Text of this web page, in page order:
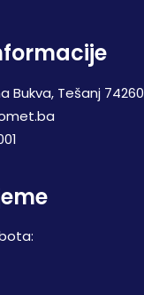
Bukva, Tešanj 74260